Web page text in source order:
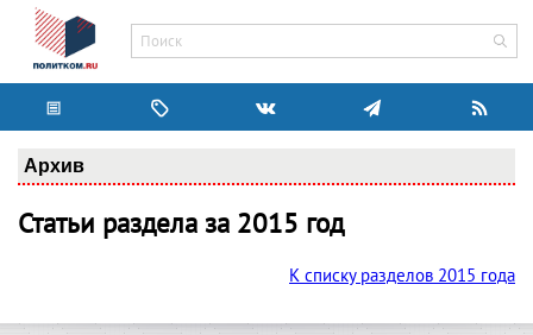
Архив
Статьи раздела за 2015 год
К списку разделов 2015 года